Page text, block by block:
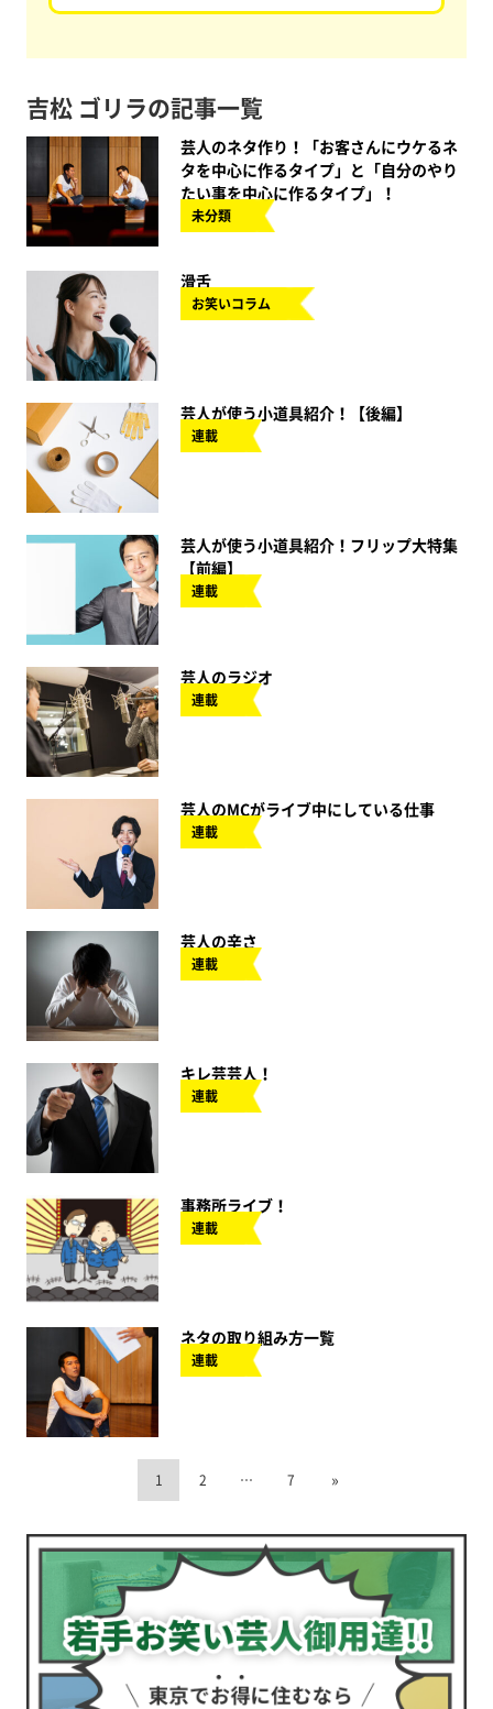
吉松 ゴリラの記事一覧
芸人のネタ作り！「お客さんにウケるネ
タを中心に作るタイプ」と「自分のやり
たい事を中心に作るタイプ」！
未分類
滑舌
お笑いコラム
芸人が使う小道具紹介！【後編】
連載
芸人が使う小道具紹介！フリップ大特集
【前編】
連載
芸人のラジオ
連載
芸人のMCがライブ中にしている仕事
連載
芸人の辛さ
連載
キレ芸芸人！
連載
事務所ライブ！
連載
ネタの取り組み方一覧
連載
1 2 … 7 »